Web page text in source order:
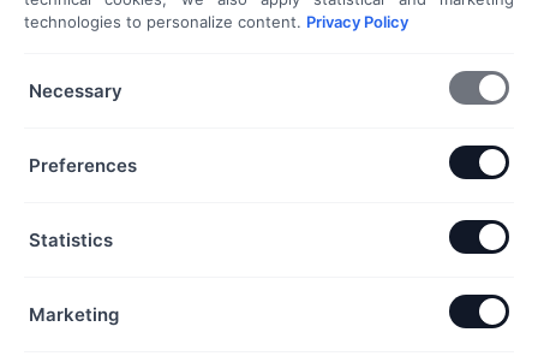
Hideg e-mail megkeresés
További szolgáltatások...
+36 20 453 3533
Iroda:
technologies to personalize content. Privacy Policy
Necessary
Preferences
Statistics
Marketing